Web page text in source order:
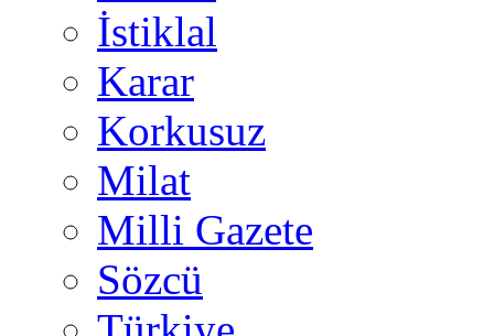
İstiklal
Karar
Korkusuz
Milat
Milli Gazete
Sözcü